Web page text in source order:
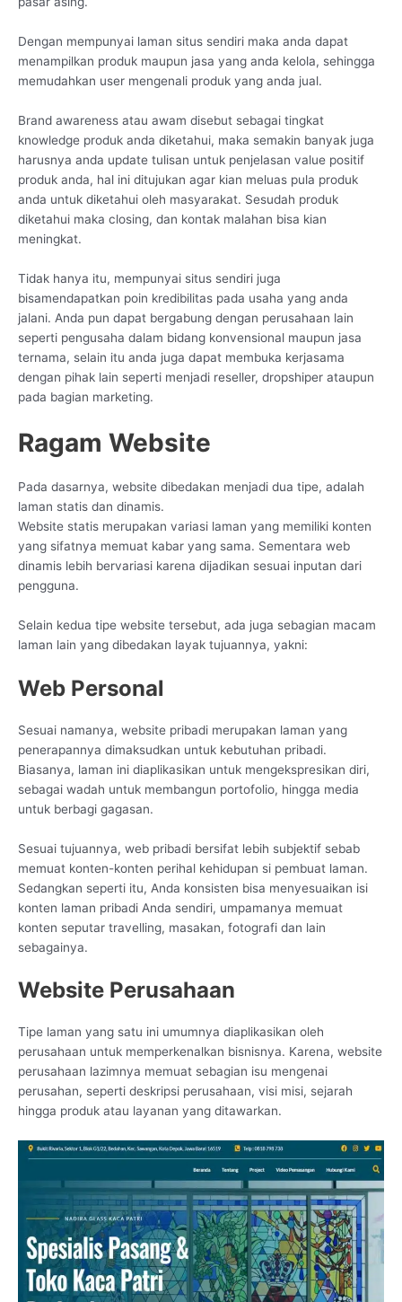
Dengan mempunyai laman situs sendiri maka anda dapat
menampilkan produk maupun jasa yang anda kelola, sehingga
memudahkan user mengenali produk yang anda jual.
Brand awareness atau awam disebut sebagai tingkat
knowledge produk anda diketahui, maka semakin banyak juga
harusnya anda update tulisan untuk penjelasan value positif
produk anda, hal ini ditujukan agar kian meluas pula produk
anda untuk diketahui oleh masyarakat. Sesudah produk
diketahui maka closing, dan kontak malahan bisa kian
meningkat.
Tidak hanya itu, mempunyai situs sendiri juga
bisamendapatkan poin kredibilitas pada usaha yang anda
jalani. Anda pun dapat bergabung dengan perusahaan lain
seperti pengusaha dalam bidang konvensional maupun jasa
ternama, selain itu anda juga dapat membuka kerjasama
dengan pihak lain seperti menjadi reseller, dropshiper ataupun
pada bagian marketing.
Ragam Website
Pada dasarnya, website dibedakan menjadi dua tipe, adalah
laman statis dan dinamis.
Website statis merupakan variasi laman yang memiliki konten
yang sifatnya memuat kabar yang sama. Sementara web
dinamis lebih bervariasi karena dijadikan sesuai inputan dari
pengguna.
Selain kedua tipe website tersebut, ada juga sebagian macam
laman lain yang dibedakan layak tujuannya, yakni:
Web Personal
Sesuai namanya, website pribadi merupakan laman yang
penerapannya dimaksudkan untuk kebutuhan pribadi.
Biasanya, laman ini diaplikasikan untuk mengekspresikan diri,
sebagai wadah untuk membangun portofolio, hingga media
untuk berbagi gagasan.
Sesuai tujuannya, web pribadi bersifat lebih subjektif sebab
memuat konten-konten perihal kehidupan si pembuat laman.
Sedangkan seperti itu, Anda konsisten bisa menyesuaikan isi
konten laman pribadi Anda sendiri, umpamanya memuat
konten seputar travelling, masakan, fotografi dan lain
sebagainya.
Website Perusahaan
Tipe laman yang satu ini umumnya diaplikasikan oleh
perusahaan untuk memperkenalkan bisnisnya. Karena, website
perusahaan lazimnya memuat sebagian isu mengenai
perusahan, seperti deskripsi perusahaan, visi misi, sejarah
hingga produk atau layanan yang ditawarkan.